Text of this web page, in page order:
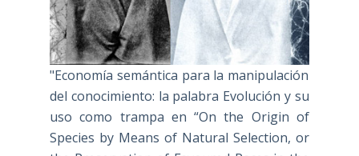
"Economía semántica para la manipulación
del conocimiento: la palabra Evolución y su
uso como trampa en “On the Origin of
Species by Means of Natural Selection, or